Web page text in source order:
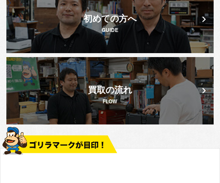
初めての方へ
GUIDE
買取の流れ
FLOW